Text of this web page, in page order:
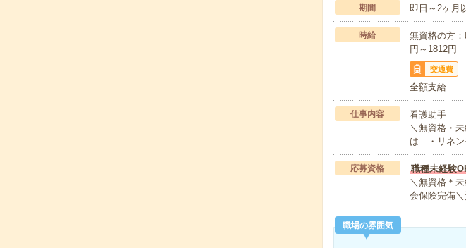
期間 即日～2ヶ月
時給
無資格の方
円～1812円
交通費
全額支給
仕事内容
看護助手
＼無資格・
は…・リネン
応募資格 職種未経験
＼無資格＊
会保険完備
職場の雰囲気